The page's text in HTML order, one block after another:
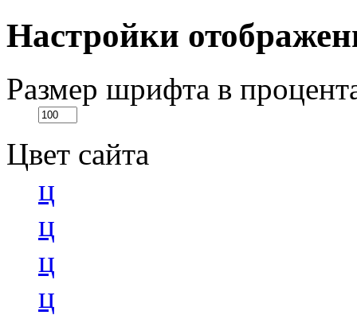
Настройки
Размер шрифта в
Цвет сайта
ц
ц
ц
ц